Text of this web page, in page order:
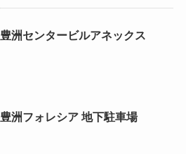
豊洲センタービルアネックス
豊洲フォレシア 地下駐車場